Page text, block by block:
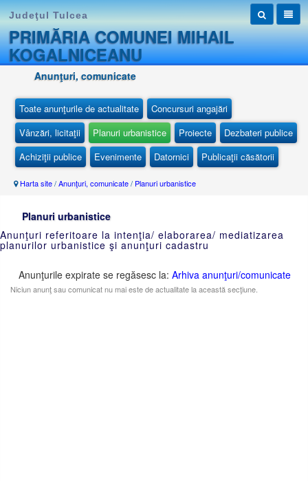
Judeţul Tulcea
PRIMĂRIA COMUNEI MIHAIL
KOGALNICEANU
Anunţuri, comunicate
Toate anunţurile de actualitate
Concursuri angajări
Vânzări, licitaţii
Planuri urbanistice Proiecte
Dezbateri publice
Achiziţii publice
Evenimente Datornici Publicaţii căsătorii
Harta site/Anunţuri, comunicate/ Planuri urbanistice
Planuri urbanistice
Anunţuri referitoare la intenţia/ elaborarea/ mediatizarea
planurilor urbanistice şi anunţuri cadastru
Anunţurile expirate se regăsesc la: Arhiva anunţuri/comunicate
Niciun anunţ sau comunicat nu mai este de actualitate la această secţiune.